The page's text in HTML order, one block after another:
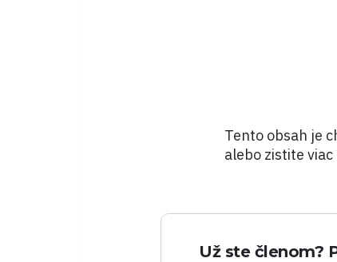
Tento obsah je
alebo zistite viac
Už ste členom?